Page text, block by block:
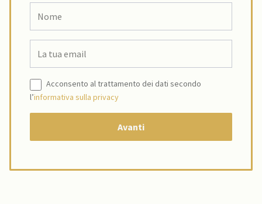
Acconsento al trattamento dei dati secondo
l’informativa sulla privacy